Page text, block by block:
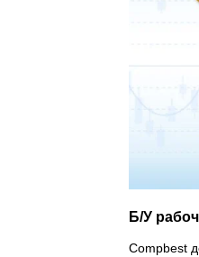
Б/У
Compbest